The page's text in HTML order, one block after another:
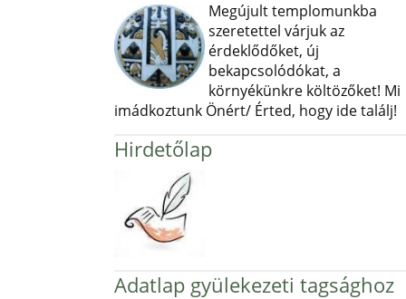
Megújult templomunkba
szeretettel várjuk az
érdeklődőket, új
bekapcsolódókat, a
környékünkre költözőket! Mi
imádkoztunk Önért/ Érted, hogy ide találj!
Hirdetőlap
Adatlap gyülekezeti tagsághoz